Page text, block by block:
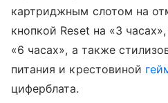
картриджным слотом на
кнопкой Reset на «3
«6 часах», а также
питания и крестовиной
циферблата.